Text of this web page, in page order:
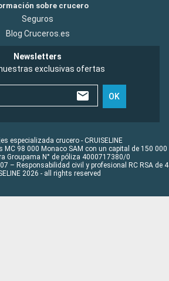
sobre crucero
Seguros
Blog Cruceros.es
Newsletters
exclusivas ofertas
OK
especializada crucero - CRUISELINE
MC 98 000 Monaco SAM con un capital de 150 000
Groupama N° de póliza 4000717380/0
– Responsabilidad civil y profesional RC RSA de
2026 - all rights reserved